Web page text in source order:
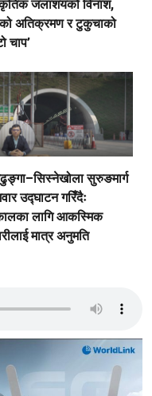
जलाशयको विनाश,
अतिक्रमण र टुकुचाको
चाप’
सुरुङमार्ग
उद्घाटन गरिँदैः
लागि आकस्मिक
मात्र अनुमति